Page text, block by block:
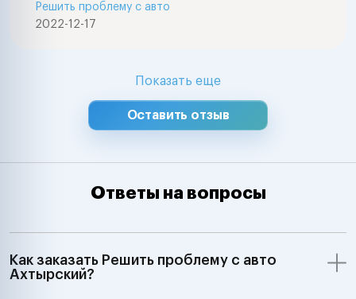
2022-12-17
Решить проблему с авто
Показать еще
Оставить отзыв
Ответы на вопросы
Как заказать Решить проблему с авто
Ахтырский?